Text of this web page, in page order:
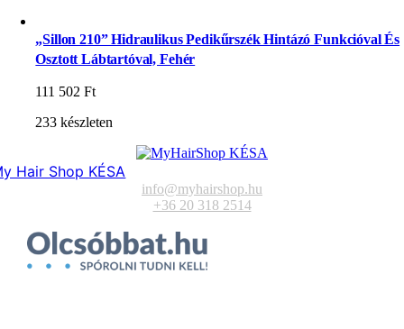
„Sillon 210” Hidraulikus Pedikűrszék Hintázó Funkcióval És
Osztott Lábtartóval, Fehér
111 502Ft
233 készleten
Hair Shop KÉSA
info@myhairshop.hu
+36 20 318 2514